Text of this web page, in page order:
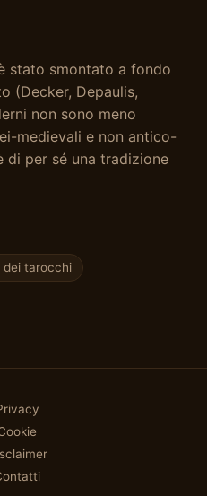
stato smontato a fondo
(Decker, Depaulis,
non sono meno
medievali e non antico-
di per sé una tradizione
dei tarocchi